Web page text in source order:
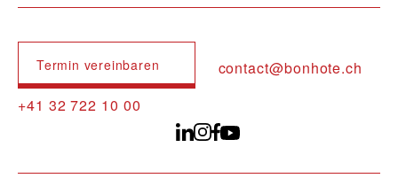
Termin vereinbaren
contact@bonhote.ch
+41 32 722 10 00